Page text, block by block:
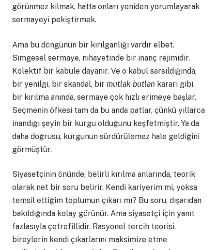
görünmez kılmak, hatta onları yeniden yorumlayarak
sermayeyi pekiştirmek.
Ama bu döngünün bir kırılganlığı vardır elbet.
Simgesel sermaye, nihayetinde bir inanç rejimidir.
Kolektif bir kabule dayanır. Ve o kabul sarsıldığında,
bir yenilgi, bir skandal, bir mutlak butlan kararı gibi
bir kırılma anında, sermaye çok hızlı erimeye başlar.
Seçmenin öfkesi tam da bu anda patlar, çünkü yıllarca
inandığı şeyin bir kurgu olduğunu keşfetmiştir. Ya da
daha doğrusu, kurgunun sürdürülemez hale geldiğini
görmüştür.
Siyasetçinin önünde, belirli kırılma anlarında, teorik
olarak net bir soru belirir. Kendi kariyerim mi, yoksa
temsil ettiğim toplumun çıkarı mı? Bu soru, dışarıdan
bakıldığında kolay görünür. Ama siyasetçi için yanıt
fazlasıyla çetrefillidir. Rasyonel tercih teorisi,
bireylerin kendi çıkarlarını maksimize etme